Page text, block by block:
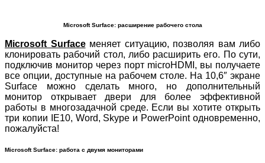
Microsoft Surface: расширение рабочего стола
Microsoft Surfaceменяет ситуацию, позволяя вам либо
клонировать рабочий стол, либо расширить его. По сути,
подключив монитор через порт microHDMI, вы получаете
все опции, доступные на рабочем столе. На 10,6″ экране
Surface можно сделать много, но дополнительный
монитор открывает двери для более эффективной
работы в многозадачной среде. Если вы хотите открыть
три копии IE10, Word, Skype и PowerPoint одновременно,
пожалуйста!
Microsoft Surface: работа с двумя мониторами